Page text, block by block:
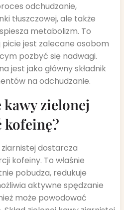
odchudzanie,
tłuszczowej, ale także
metabolizm. To
picie jest zalecane osobom
pozbyć się nadwagi.
jest jako główny składnik
na odchudzanie.
kawy zielonej
kofeinę?
dostarcza
kofeiny. To właśnie
pobudza, redukuje
aktywne spędzanie
może powodować